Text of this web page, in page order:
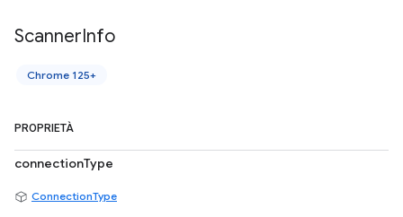
ScannerInfo
Chrome 125+
PROPRIETÀ
connectionType
ConnectionType